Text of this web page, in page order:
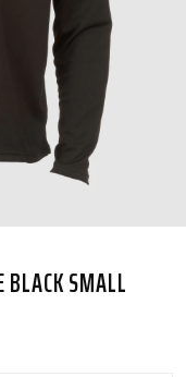
BLACK SMALL